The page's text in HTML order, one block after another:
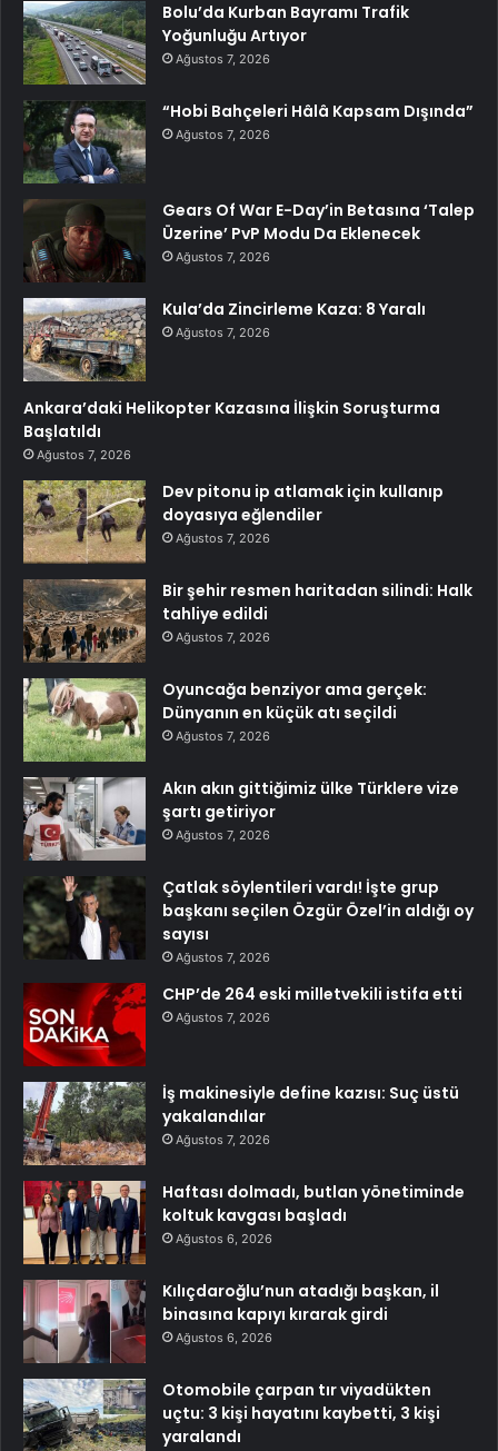
Bolu’da Kurban Bayramı Trafik
Yoğunluğu Artıyor
Ağustos 7, 2026
“Hobi Bahçeleri Hâlâ Kapsam Dışında”
Ağustos 7, 2026
Gears Of War E-Day’in Betasına ‘Talep
Üzerine’ PvP Modu Da Eklenecek
Ağustos 7, 2026
Kula’da Zincirleme Kaza: 8 Yaralı
Ağustos 7, 2026
Ankara’daki Helikopter Kazasına İlişkin Soruşturma
Başlatıldı
Ağustos 7, 2026
Dev pitonu ip atlamak için kullanıp
doyasıya eğlendiler
Ağustos 7, 2026
Bir şehir resmen haritadan silindi: Halk
tahliye edildi
Ağustos 7, 2026
Oyuncağa benziyor ama gerçek:
Dünyanın en küçük atı seçildi
Ağustos 7, 2026
Akın akın gittiğimiz ülke Türklere vize
şartı getiriyor
Ağustos 7, 2026
Çatlak söylentileri vardı! İşte grup
başkanı seçilen Özgür Özel’in aldığı oy
sayısı
Ağustos 7, 2026
CHP’de 264 eski milletvekili istifa etti
Ağustos 7, 2026
İş makinesiyle define kazısı: Suç üstü
yakalandılar
Ağustos 7, 2026
Haftası dolmadı, butlan yönetiminde
koltuk kavgası başladı
Ağustos 6, 2026
Kılıçdaroğlu’nun atadığı başkan, il
binasına kapıyı kırarak girdi
Ağustos 6, 2026
Otomobile çarpan tır viyadükten
uçtu: 3 kişi hayatını kaybetti, 3 kişi
yaralandı